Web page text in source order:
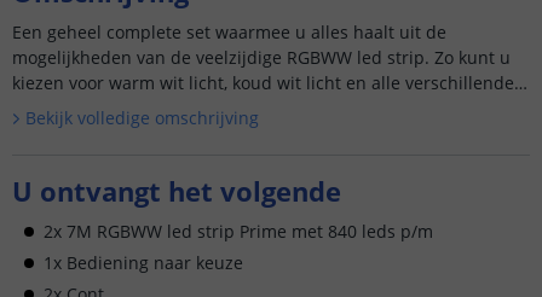
Een geheel complete set waarmee u alles haalt uit de
mogelijkheden van de veelzijdige RGBWW led strip. Zo kunt u
kiezen voor warm wit licht, koud wit licht en alle verschillende
k...Bekijk volledige omschrijving
U ontvangt het volgende
2x 7M RGBWW led strip Prime met 840 leds p/m
1x Bediening naar keuze